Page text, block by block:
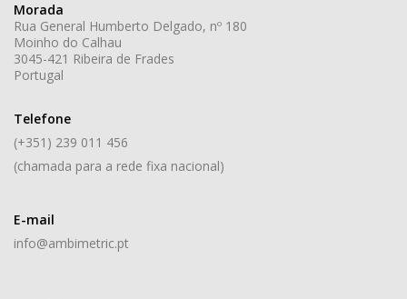
Morada
Rua General Humberto Delgado, nº 180
Moinho do Calhau
3045-421 Ribeira de Frades
Portugal
Telefone
(+351) 239 011 456
(chamada para a rede fixa nacional)
E-mail
info@ambimetric.pt